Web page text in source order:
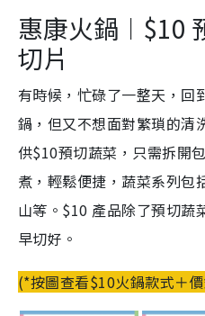
惠康火鍋 ︱ $10
切片
有時候， 忙碌了一整天，回
鍋，但又不想面對繁瑣的清
供$10預切蔬菜 ， 只需拆開
煮，輕鬆便捷， 蔬菜系列包
山等。$10 產品除了預切蔬
早切好。
(*按圖查看$10火鍋款式＋